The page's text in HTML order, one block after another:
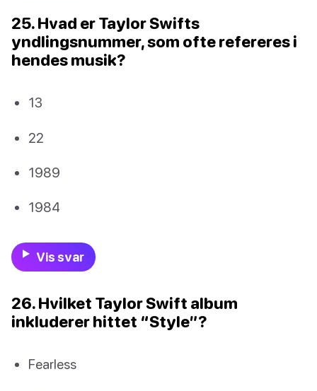
25. Hvad er Taylor Swifts
yndlingsnummer, som ofte refereres i
hendes musik?
13
22
1989
1984
Vis svar
26. Hvilket Taylor Swift album
inkluderer hittet “Style”?
Fearless